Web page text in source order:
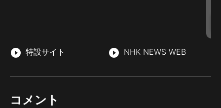
play_circle_filled 特設サイト play_circle_filled NHK NEWS WEB
コメント